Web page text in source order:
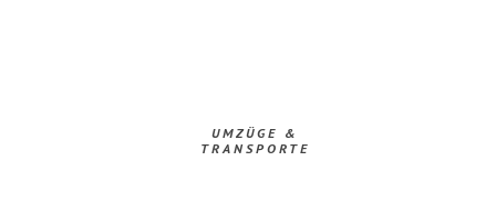
UMZÜGE &
TRANSPORTE